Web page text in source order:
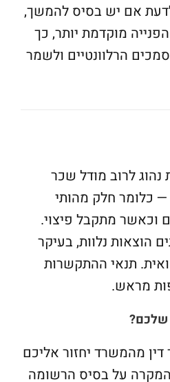
אם יש בסיס להמשך,
מוקדמת יותר, כך
הרלוונטיים ולשמר
נהוג לרוב מודל שכר
כלומר חלק מהותי
מתקבל פיצוי.
הוצאות נלוות, בעיקר
תנאי ההתקשרות
מראש.
שלכם?
מהמשרד יחזור אליכם
על בסיס הרשומה